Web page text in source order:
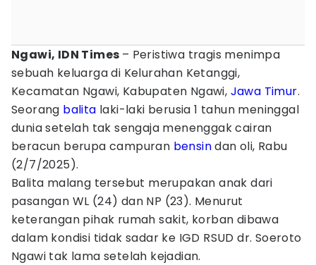
Ngawi, IDN Times – Peristiwa tragis menimpa
sebuah keluarga di Kelurahan Ketanggi,
Kecamatan Ngawi, Kabupaten Ngawi, Jawa Timur.
Seorang balita laki-laki berusia 1 tahun meninggal
dunia setelah tak sengaja menenggak cairan
beracun berupa campuran bensindan oli, Rabu
(2/7/2025).
Balita malang tersebut merupakan anak dari
pasangan WL (24) dan NP (23). Menurut
keterangan pihak rumah sakit, korban dibawa
dalam kondisi tidak sadar ke IGD RSUD dr. Soeroto
Ngawi tak lama setelah kejadian.